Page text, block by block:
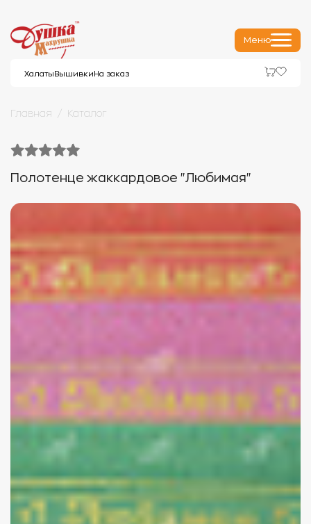
Меню
Халаты Вышивки На заказ
Главная Каталог
Полотенце жаккардовое "Любимая"